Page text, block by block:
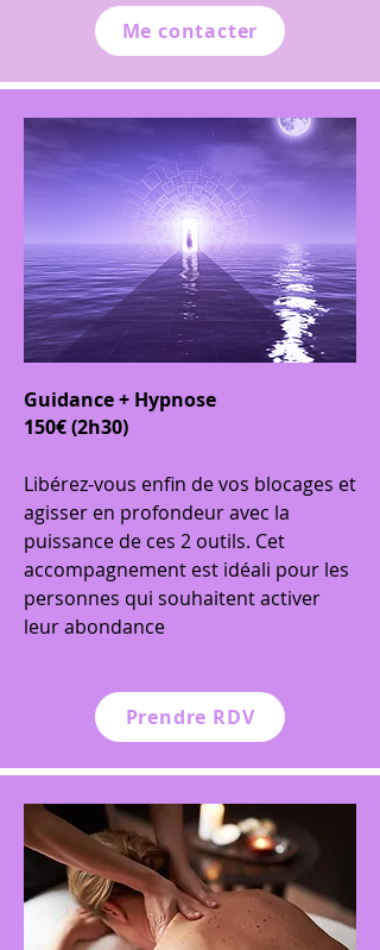
Me contacter
Guidance + Hypnose
150€ (2h30)
Libérez-vous enfin de vos blocages et
agisser en profondeur avec la
puissance de ces 2 outils. Cet
accompagnement est idéali pour les
personnes qui souhaitent activer
leur abondance
Prendre RDV